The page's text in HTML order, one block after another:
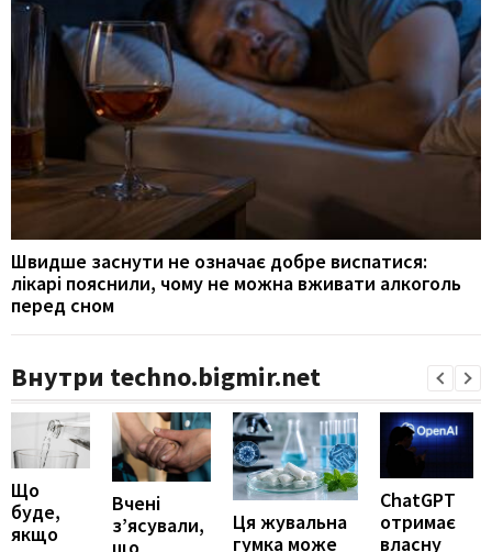
Швидше заснути не означає добре виспатися:
лікарі пояснили, чому не можна вживати алкоголь
перед сном
Внутри techno.bigmir.net
Що
буде,
якщо
Вчені
з’ясували,
Ця жувальна
гумка може
ChatGPT
отримає
власну